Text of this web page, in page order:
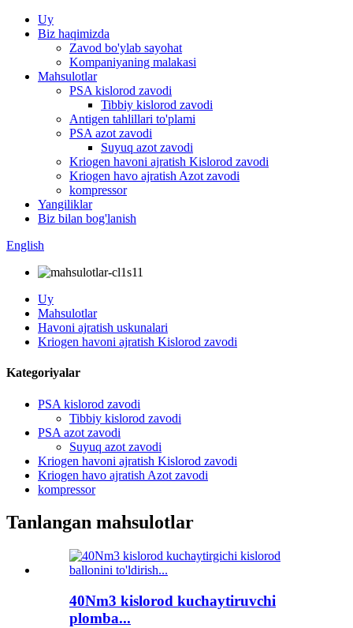
Uy
Biz haqimizda
Zavod bo'ylab sayohat
Kompaniyaning malakasi
Mahsulotlar
PSA kislorod zavodi
Tibbiy kislorod zavodi
Antigen tahlillari to'plami
PSA azot zavodi
Suyuq azot zavodi
Kriogen havoni ajratish Kislorod zavodi
Kriogen havo ajratish Azot zavodi
kompressor
Yangiliklar
Biz bilan bog'lanish
English
Uy
Mahsulotlar
Havoni ajratish uskunalari
Kriogen havoni ajratish Kislorod zavodi
Kategoriyalar
PSA kislorod zavodi
Tibbiy kislorod zavodi
PSA azot zavodi
Suyuq azot zavodi
Kriogen havoni ajratish Kislorod zavodi
Kriogen havo ajratish Azot zavodi
kompressor
Tanlangan mahsulotlar
40Nm3 kislorod kuchaytiruvchi
plomba...